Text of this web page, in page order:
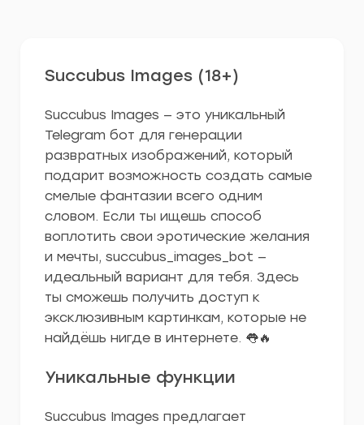
Succubus Images (18+)
Succubus Images — это уникальный
Telegram бот для генерации
развратных изображений, который
подарит возможность создать самые
смелые фантазии всего одним
словом. Если ты ищешь способ
воплотить свои эротические желания
и мечты, succubus_images_bot —
идеальный вариант для тебя. Здесь
ты сможешь получить доступ к
эксклюзивным картинкам, которые не
найдёшь нигде в интернете. 👅🔥
Уникальные функции
Succubus Images предлагает